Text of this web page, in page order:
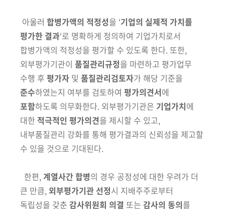
아울러 합병가액의 적정성을 ‘기업의 실제적 가치를
평가한 결과‘로 명확하게 정의하여 기업가치로서
합병가액의 적정성을 평가할 수 있도록 한다. 또한,
외부평가기관이 품질관리규정을 마련하고 평가업무
수행 후 평가자 및 품질관리검토자가 해당 기준을
준수하였는지 여부를 검토하여 평가의견서에
포함하도록 의무화한다. 외부평가기관은 기업가치에
대한 적극적인 평가의견을 제시할 수 있고,
내부품질관리 강화를 통해 평가결과의 신뢰성을 제고할
수 있을 것으로 기대된다.
한편,계열사간 합병의 경우 공정성에 대한 우려가 더
큰 만큼,외부평가기관 선정시 지배주주로부터
독립성을 갖춘 감사위원회 의결 또는 감사의 동의를